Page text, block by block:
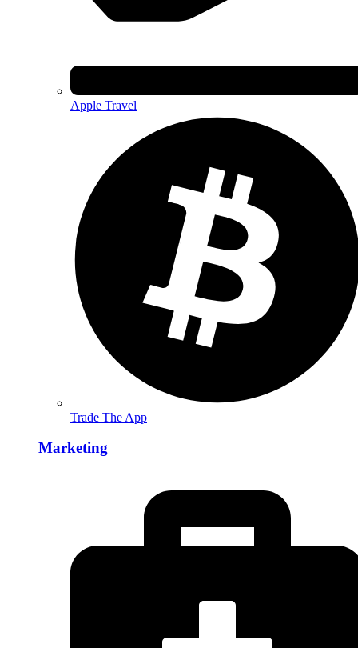
Apple Travel
Trade The App
Marketing